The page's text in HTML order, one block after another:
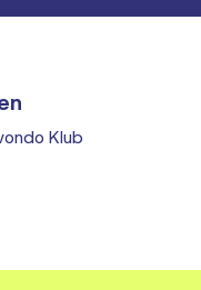
Klub